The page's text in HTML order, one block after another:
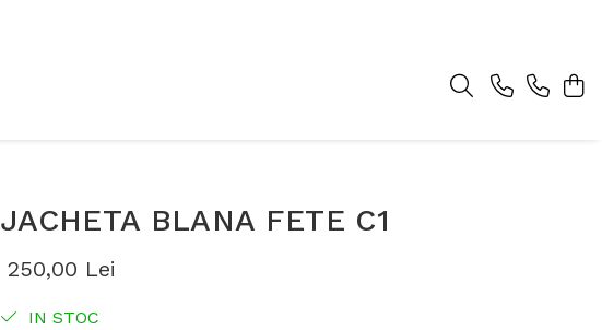
JACHETA BLANA FETE C1
250,00 Lei
IN STOC